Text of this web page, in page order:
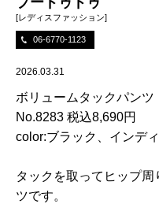
[レディスファッション]
06-6770-1123
2026.03.31
ボリュームタックパンツ
No.8283 税込8,690円
color:ブラック、インデ
タックを取ってヒップ
ツです。